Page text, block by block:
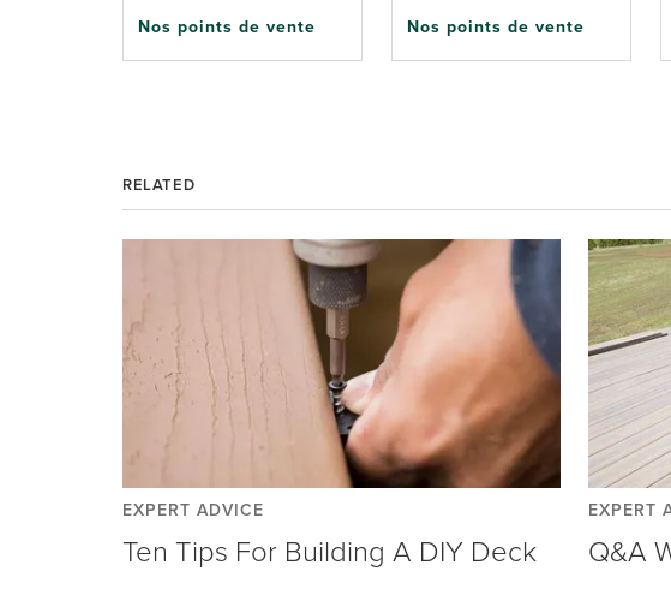
Nos points de vente Nos points de vente
RELATED
EXPERT ADVICE
Ten Tips For Building A DIY Deck
EXPERT
Q&A